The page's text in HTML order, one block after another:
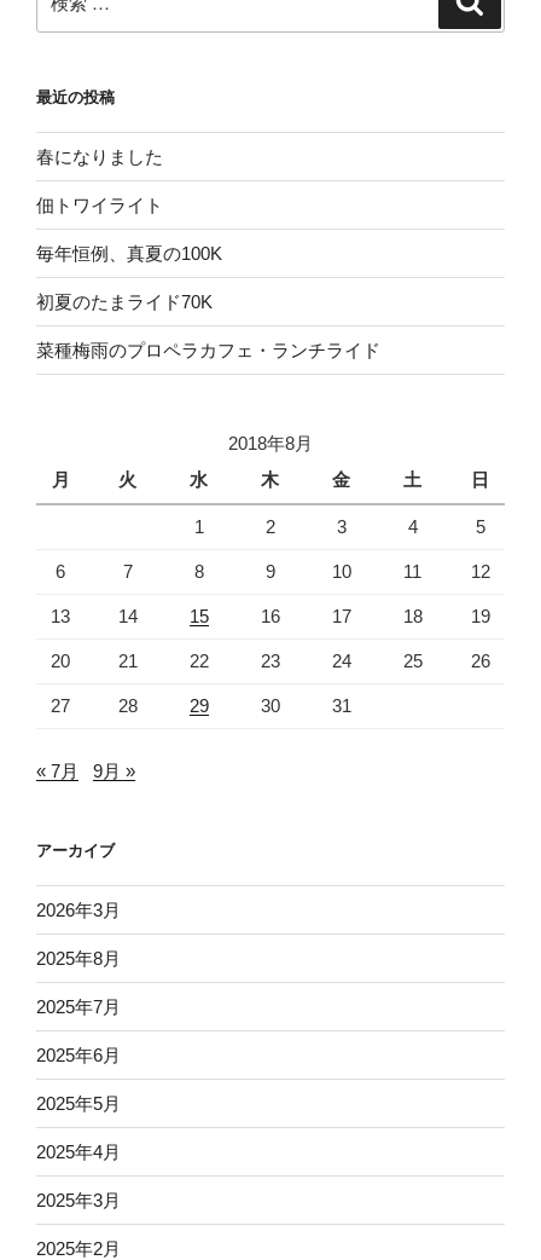
索:
最近の投稿
春になりました
佃トワイライト
毎年恒例、真夏の100K
初夏のたまライド70K
菜種梅雨のプロペラカフェ・ランチライド
2018年8月
月
火 水 木 金 土 日
1 2 3 4 5
6 7 8 9 10 11 12
13 14 15 16 17 18 19
20 21 22 23 24 25 26
27 28 29 30 31
« 7月 9月 »
アーカイブ
2026年3月
2025年8月
2025年7月
2025年6月
2025年5月
2025年4月
2025年3月
2025年2月